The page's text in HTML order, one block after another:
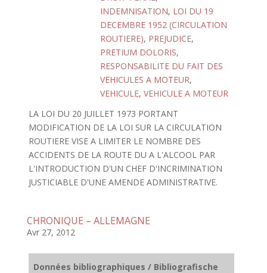
INDEMNISATION, LOI DU 19
DECEMBRE 1952 (CIRCULATION
ROUTIERE), PREJUDICE,
PRETIUM DOLORIS,
RESPONSABILITE DU FAIT DES
VEHICULES A MOTEUR,
VEHICULE, VEHICULE A MOTEUR
LA LOI DU 20 JUILLET 1973 PORTANT
MODIFICATION DE LA LOI SUR LA CIRCULATION
ROUTIERE VISE A LIMITER LE NOMBRE DES
ACCIDENTS DE LA ROUTE DU A L'ALCOOL PAR
L'INTRODUCTION D'UN CHEF D'INCRIMINATION
JUSTICIABLE D'UNE AMENDE ADMINISTRATIVE.
CHRONIQUE – ALLEMAGNE
Avr 27, 2012
Données bibliographiques / Bibliografische